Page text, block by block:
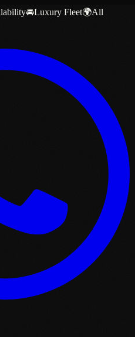
🚘Luxury Fleet🌍All